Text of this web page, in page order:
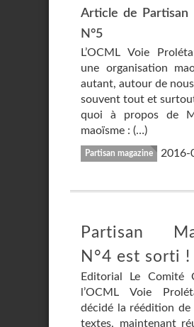
Article de Partisan
N°5
L’OCML Voie
une organisation
autant, autour de
souvent tout et
quoi à propos de
maoïsme : (…)
Partisan magazine 2016-
Partisan
N°4 est sorti !
Editorial Le Comité
l’OCML Voie
décidé la réédition de
textes, maintenant